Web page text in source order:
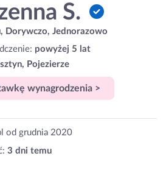
S.
Dorywczo, Jednorazowo
powyżej 5 lat
Pojezierze
wynagrodzenia >
od grudnia 2020
3 dni temu